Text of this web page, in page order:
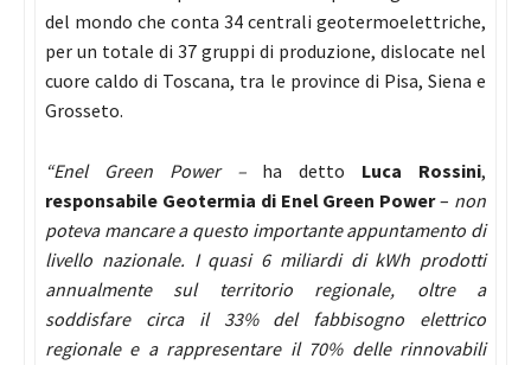
del mondo che conta 34 centrali geotermoelettriche,
per un totale di 37 gruppi di produzione, dislocate nel
cuore caldo di Toscana, tra le province di Pisa, Siena e
Grosseto.
“Enel Green Power –ha detto Luca Rossini,
responsabile Geotermia di Enel Green Power– non
poteva mancare a questo importante appuntamento di
livello nazionale. I quasi 6 miliardi di kWh prodotti
annualmente sul territorio regionale, oltre a
soddisfare circa il 33% del fabbisogno elettrico
regionale e a rappresentare il 70% delle rinnovabili